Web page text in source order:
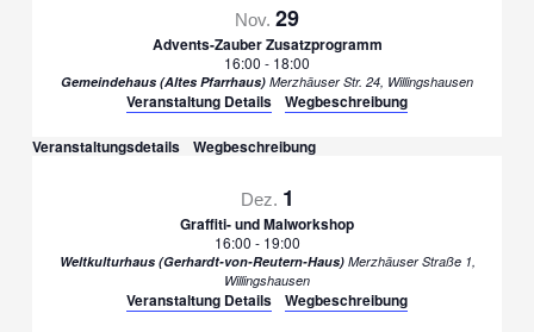
Nov. 29
Advents-Zauber Zusatzprogramm
16:00 - 18:00
Gemeindehaus (Altes Pfarrhaus) Merzhäuser Str. 24, Willingshausen
Veranstaltung Details Wegbeschreibung
Veranstaltungsdetails Wegbeschreibung
Dez. 1
Graffiti- und Malworkshop
16:00 - 19:00
Weltkulturhaus (Gerhardt-von-Reutern-Haus) Merzhäuser Straße 1,
Willingshausen
Veranstaltung Details Wegbeschreibung